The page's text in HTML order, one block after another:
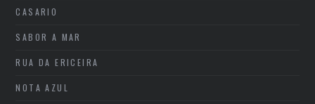
CASARIO
SABOR A MAR
RUA DA ERICEIRA
NOTA AZUL